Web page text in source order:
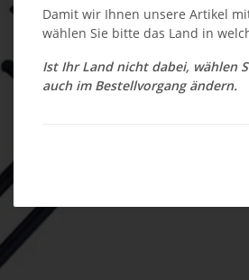
Damit wir Ihnen unsere Artikel
wählen Sie bitte das Land in
Ist Ihr Land nicht dabei, wählen
auch im Bestellvorgang ändern.